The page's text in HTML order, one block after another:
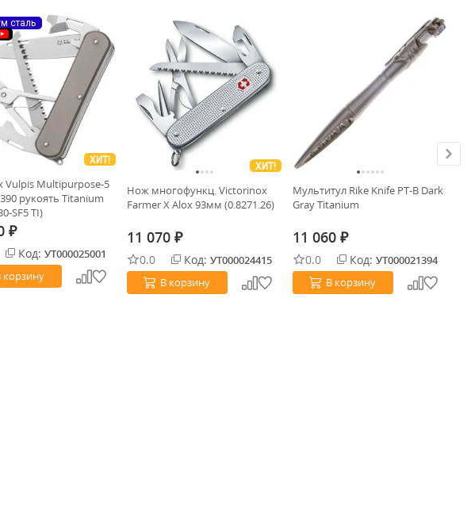
сталь
ХИТ!
Vulpis Multipurpose-5
рукоять Titanium
SF5 TI)
₽
Код: УТ000025001
корзину
ХИТ!
Нож многофункц. Victorinox
Farmer X Alox 93мм (0.8271.26)
11 070 ₽
0.0 Код: УТ000024415
В корзину
Мультитул Rike Knife PT-B Dark
Gray Titanium
11 060 ₽
0.0 Код: УТ000021394
В корзину